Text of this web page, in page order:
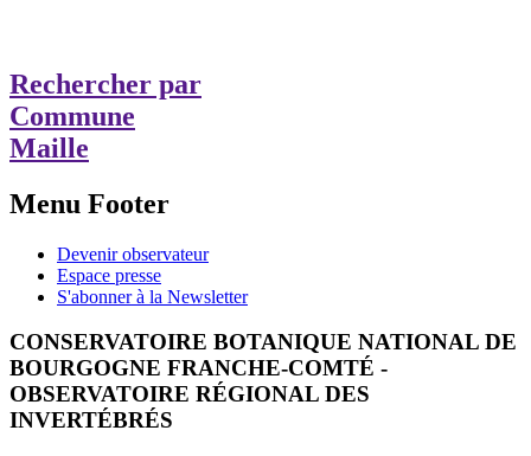
Rechercher par
Commune
Maille
Menu Footer
Devenir observateur
Espace presse
S'abonner à la Newsletter
CONSERVATOIRE BOTANIQUE NATIONAL DE
BOURGOGNE FRANCHE-COMTÉ -
OBSERVATOIRE RÉGIONAL DES
INVERTÉBRÉS